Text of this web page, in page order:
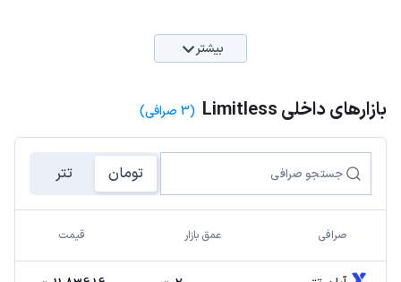
بیشتر
بازارهای داخلی Limitless (3 صرافی)
تومان تتر
صرافی عمق بازار قیمت